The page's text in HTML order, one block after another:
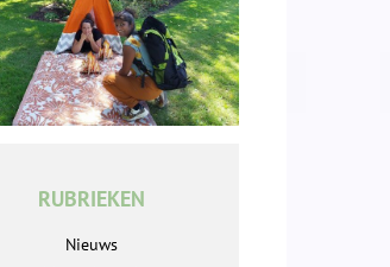
RUBRIEKEN
Nieuws